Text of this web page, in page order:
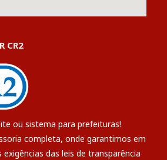
CR2
ou sistema para prefeituras!
completa, onde garantimos em
das leis de transparência